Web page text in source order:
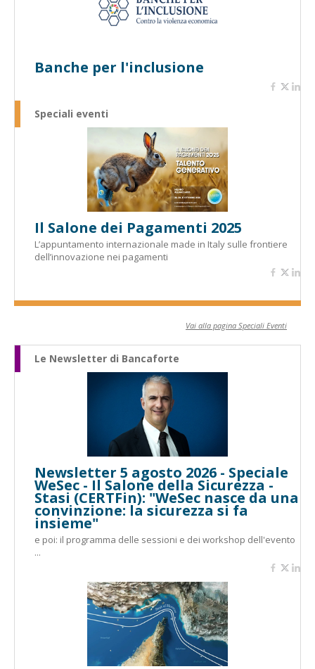
Banche per l'inclusione
Speciali eventi
Il Salone dei Pagamenti 2025
L’appuntamento internazionale made in Italy sulle frontiere
dell’innovazione nei pagamenti
Vai alla pagina Speciali Eventi
Le Newsletter di Bancaforte
Newsletter 5 agosto 2026 - Speciale
WeSec - Il Salone della Sicurezza -
Stasi (CERTFin): "WeSec nasce da una
convinzione: la sicurezza si fa
insieme"
e poi: il programma delle sessioni e dei workshop dell'evento
...